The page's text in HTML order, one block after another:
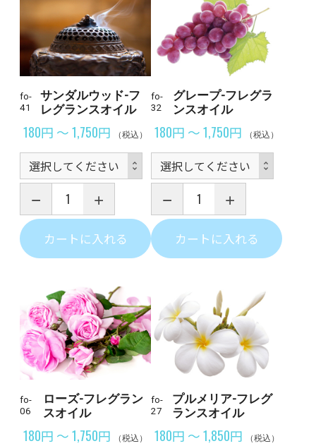
fo-
41
サンダルウッド-フ
レグランスオイル
180円 ～ 1,750円 （税込）
カートに入れる
fo-
32
グレープ-フレグラ
ンスオイル
180円 ～ 1,750円 （税込）
カートに入れる
fo-
06
ローズ-フレグラン
スオイル
180円 ～ 1,750円 （税込）
fo-
27
プルメリア-フレグ
ランスオイル
180円 ～ 1,850円 （税込）